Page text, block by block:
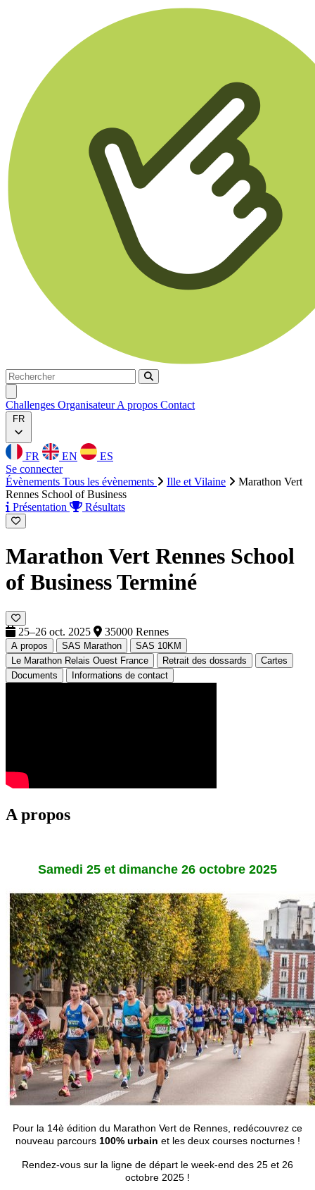
Rechercher
Rechercher
Challenges OrganisateurA propos Contact
FR
FR EN
ES
Se connecter
Évènements Tous les évènements Ille et Vilaine
Marathon Vert
Rennes School of Business
Présentation
Résultats
Marathon Vert Rennes School
of BusinessTerminé
25–26 oct. 2025 35000 Rennes
A propos SAS Marathon
SAS 10KM
Le Marathon Relais Ouest France
Retrait des dossards
Cartes
Documents
Informations de contact
A propos
Samedi 25 et dimanche 26 octobre 2025
Pour la 14è édition du Marathon Vert de Rennes, redécouvrez ce
nouveau parcours 100% urbain et les deux courses nocturnes !
Rendez-vous sur la ligne de départ le week-end des 25 et 26
octobre 2025 !